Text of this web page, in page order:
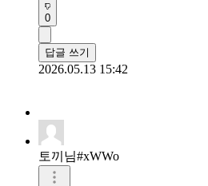
0
답글 쓰기
2026.05.13 15:42
토끼님#xWWo